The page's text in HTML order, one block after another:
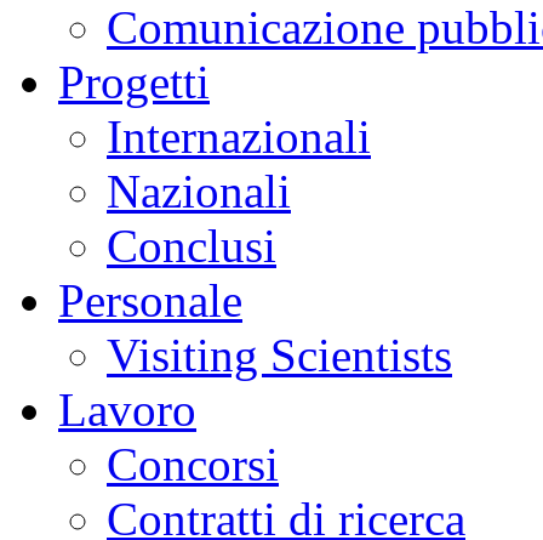
Comunicazione
Progetti
Internazionali
Nazionali
Conclusi
Personale
Visiting Scientists
Lavoro
Concorsi
Contratti di ricerca